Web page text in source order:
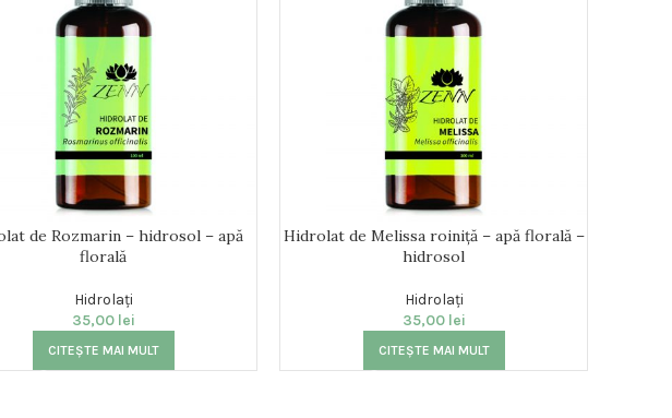
de Rozmarin – hidrosol – apă
florală
Hidrolați
35,00 lei
CITEȘTE MAI MULT
Hidrolat de Melissa roiniță – apă florală –
hidrosol
Hidrolați
35,00 lei
CITEȘTE MAI MULT